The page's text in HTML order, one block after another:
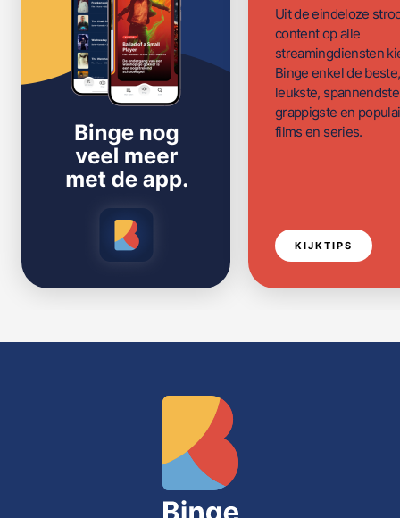
Uit de eindeloze
content op alle
streamingdiensten
Binge enkel de beste,
leukste,
grappigste en
films en series.
KIJKTIPS